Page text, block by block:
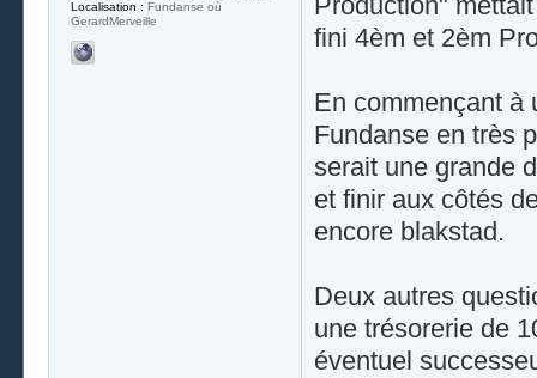
fini 4èm et 2èm
En commençant à
Fundanse en très
serait une grande
et finir aux côtés
encore blakstad.
Deux autres
une trésorerie de
éventuel
Localisation : Fundanse où
GerardMerveille